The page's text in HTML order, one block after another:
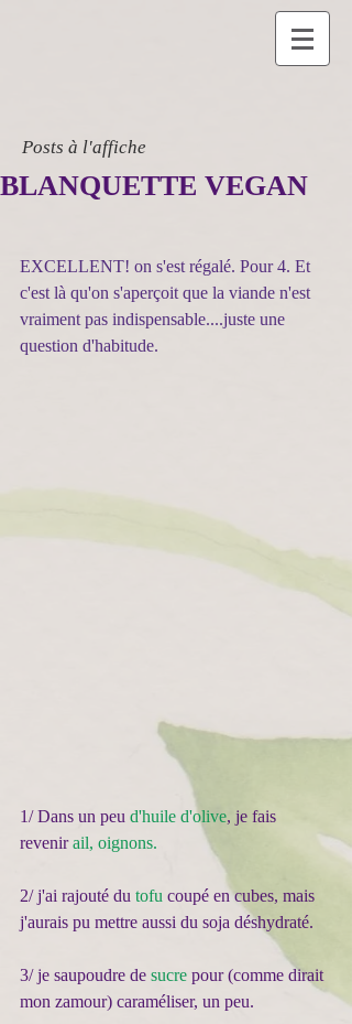
Posts à l'affiche
BLANQUETTE VEGAN
EXCELLENT! on s'est régalé. Pour 4. Et
c'est là qu'on s'aperçoit que la viande n'est
vraiment pas indispensable....juste une
question d'habitude.
1/ Dans un peu d'huile d'olive, je fais
revenir ail, oignons.
2/ j'ai rajouté du tofu coupé en cubes, mais
j'aurais pu mettre aussi du soja déshydraté.
3/ je saupoudre de sucre pour (comme dirait
mon zamour) caraméliser, un peu.